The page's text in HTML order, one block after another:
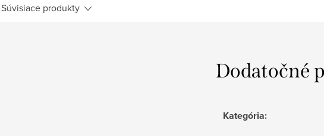
Súvisiace produkty
Dodatočné
Kategória: